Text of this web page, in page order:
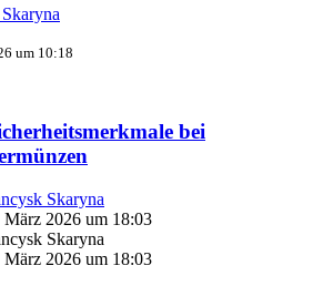
um 10:18
bei
Skaryna
März 2026 um 18:03
Skaryna
März 2026 um 18:03